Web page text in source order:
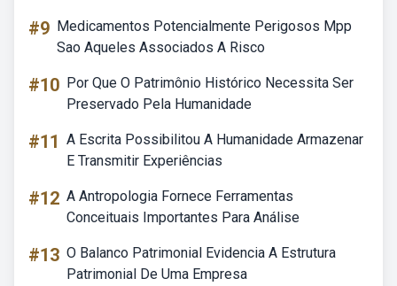
#9 Medicamentos Potencialmente Perigosos Mpp
Sao Aqueles Associados A Risco
#10 Por Que O Patrimônio Histórico Necessita Ser
Preservado Pela Humanidade
#11 A Escrita Possibilitou A Humanidade Armazenar
E Transmitir Experiências
#12 A Antropologia Fornece Ferramentas
Conceituais Importantes Para Análise
#13 O Balanco Patrimonial Evidencia A Estrutura
Patrimonial De Uma Empresa